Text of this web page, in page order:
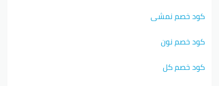
كود خصم نمشي
كود خصم نون
كود خصم كل